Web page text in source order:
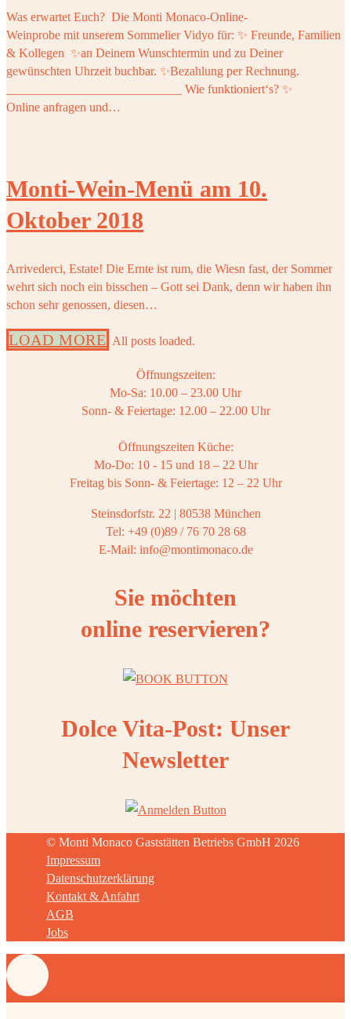
Was erwartet Euch? Die Monti Monaco-Online-
Weinprobe mit unserem Sommelier Vidyo für:​ ✨ Freunde, Familien
& Kollegen ​ ✨an Deinem Wunschtermin und zu Deiner
gewünschten Uhrzeit buchbar. ✨Bezahlung per Rechnung.
____________________________ Wie funktioniert‘s? ✨
Online anfragen und…
Monti-Wein-Menü am 10.
Oktober 2018
Arrivederci, Estate! Die Ernte ist rum, die Wiesn fast, der Sommer
wehrt sich noch ein bisschen – Gott sei Dank, denn wir haben ihn
schon sehr genossen, diesen…
LOAD MORE All posts loaded.
Öffnungszeiten:
Mo-Sa: 10.00 – 23.00 Uhr
Sonn- & Feiertage: 12.00 – 22.00 Uhr
Öffnungszeiten Küche:
Mo-Do: 10 - 15 und 18 – 22 Uhr
Freitag bis Sonn- & Feiertage: 12 – 22 Uhr
Steinsdorfstr. 22 | 80538 München
Tel: +49 (0)89 / 76 70 28 68
E-Mail: info@montimonaco.de
Sie möchten
online reservieren?
Dolce Vita-Post: Unser
Newsletter
© Monti Monaco Gaststätten Betriebs GmbH 2026
Impressum
Datenschutzerklärung
Kontakt & Anfahrt
AGB
Jobs